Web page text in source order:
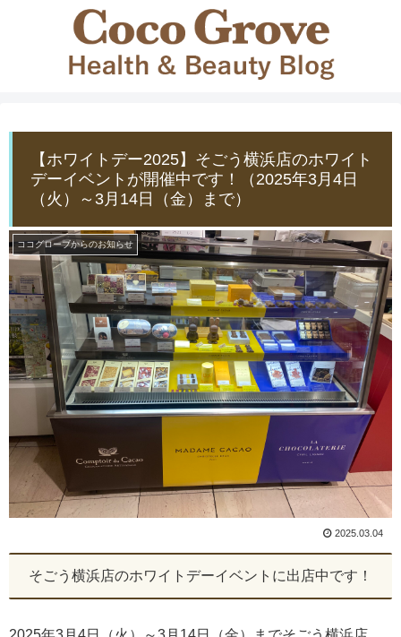
【ホワイトデー2025】そごう横浜店のホワイト
デーイベントが開催中です！（2025年3月4日
（火）～3月14日（金）まで）
ココグローブからのお知らせ
2025.03.04
そごう横浜店のホワイトデーイベントに出店中です！